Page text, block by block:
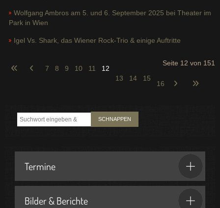
Wolfgang Ambros am 5. und 6. September 2025 bei Theater im
Park in Wien
Igel Vs. Shark, das Wiener Rock-Trio & einige Auftritte
Seite 12 von 151
7 8 9 10 11
12
13
14 15
16
SCHNAPPEN
Termine
Bilder & Berichte